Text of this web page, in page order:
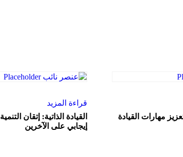
مهارات القيادة
قراءة المزيد
القيادة الذاتية: إتقان
إيجابي على الآخرين